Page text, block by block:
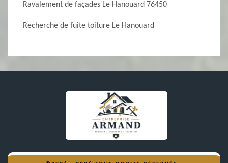
Ravalement de façades Le Hanouard 76450
Recherche de fuite toiture Le Hanouard